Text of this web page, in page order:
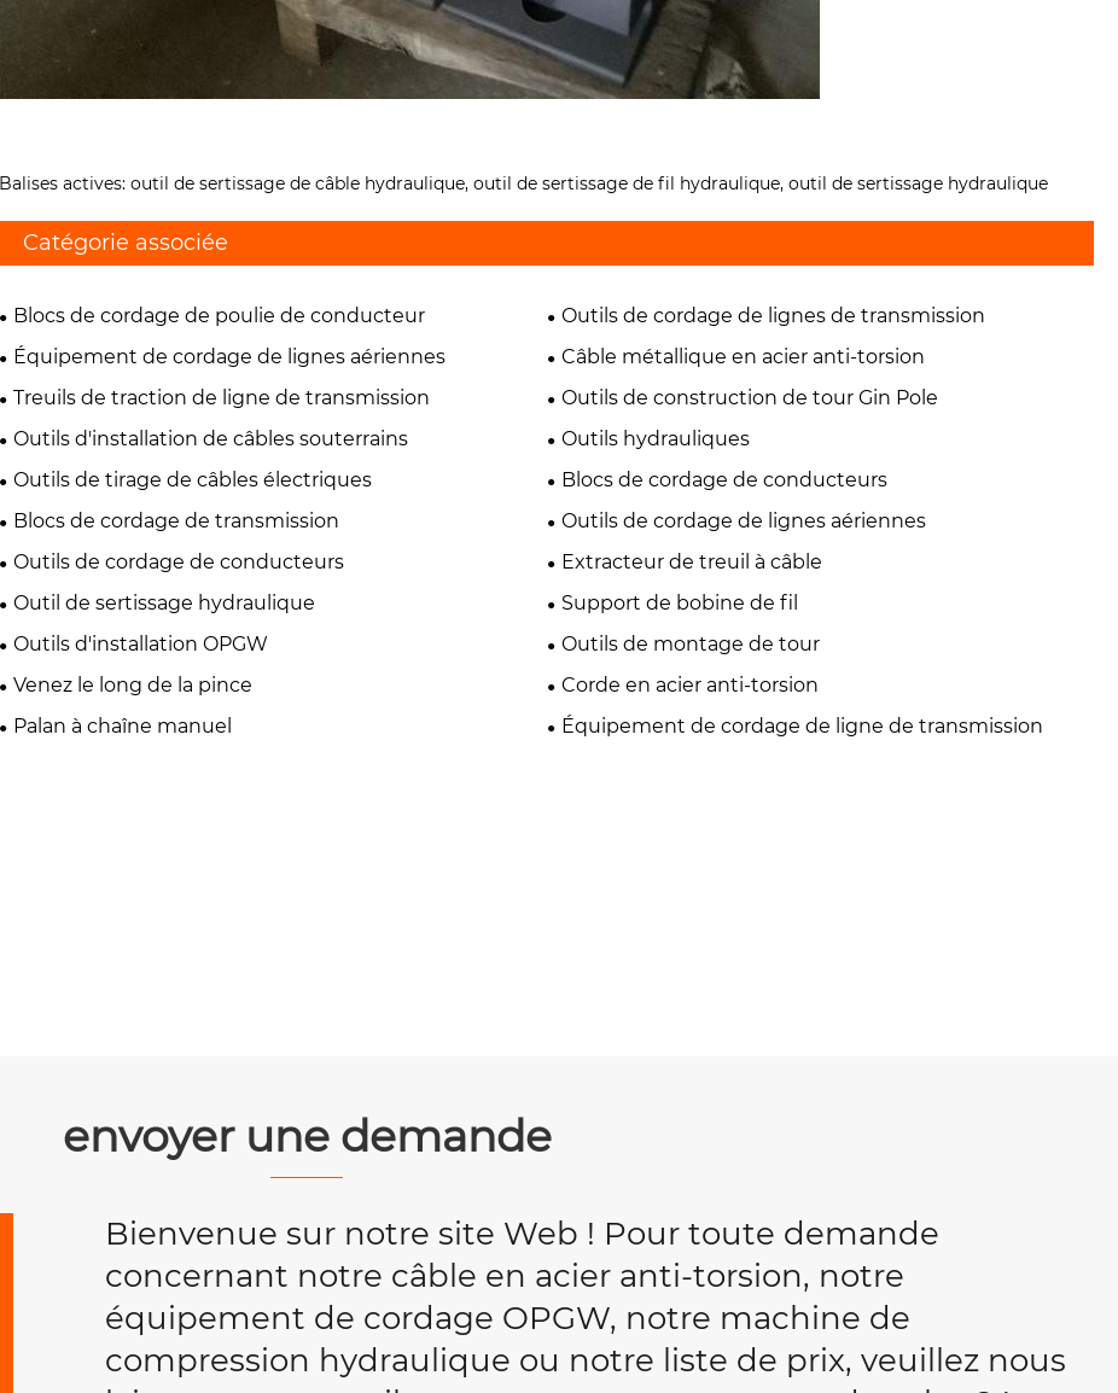
Balises actives: outil de sertissage de câble hydraulique, outil de sertissage de fil hydraulique, outil de sertissage hydraulique
Catégorie associée
Blocs de cordage de poulie de conducteur
Outils de cordage de lignes de transmission
Équipement de cordage de lignes aériennes
Câble métallique en acier anti-torsion
Treuils de traction de ligne de transmission
Outils de construction de tour Gin Pole
Outils d'installation de câbles souterrains
Outils hydrauliques
Outils de tirage de câbles électriques
Blocs de cordage de conducteurs
Blocs de cordage de transmission
Outils de cordage de lignes aériennes
Outils de cordage de conducteurs
Extracteur de treuil à câble
Outil de sertissage hydraulique
Support de bobine de fil
Outils d'installation OPGW
Outils de montage de tour
Venez le long de la pince
Corde en acier anti-torsion
Palan à chaîne manuel
Équipement de cordage de ligne de transmission
envoyer une demande
Bienvenue sur notre site Web ! Pour toute demande
concernant notre câble en acier anti-torsion, notre
équipement de cordage OPGW, notre machine de
compression hydraulique ou notre liste de prix, veuillez nous